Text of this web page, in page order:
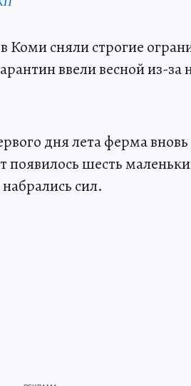
сняли строгие
ввели весной из-за
дня лета ферма
появилось шесть
сил.